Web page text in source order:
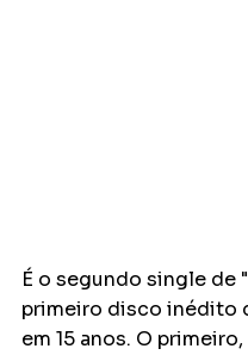
É o segundo single de
primeiro disco inédito
em 15 anos. O